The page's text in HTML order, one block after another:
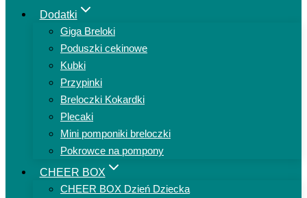
Dodatki
Giga Breloki
Poduszki cekinowe
Kubki
Przypinki
Breloczki Kokardki
Plecaki
Mini pomponiki breloczki
Pokrowce na pompony
CHEER BOX
CHEER BOX Dzień Dziecka